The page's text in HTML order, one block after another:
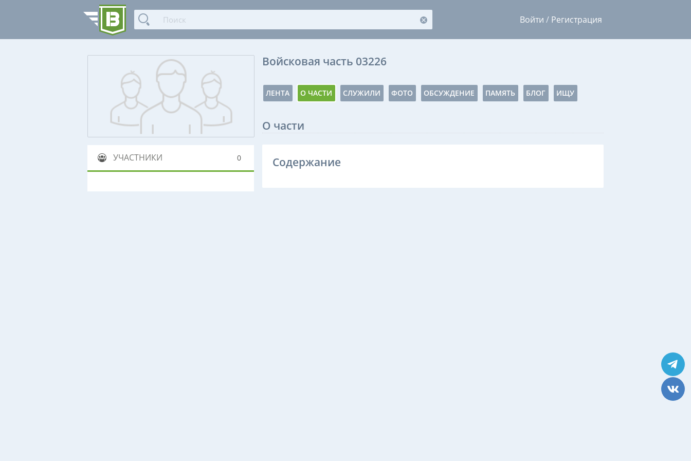
Войти / Регистрация
УЧАСТНИКИ 0
Войсковая часть 03226
ЛЕНТА О ЧАСТИ СЛУЖИЛИ ФОТО ОБСУЖДЕНИЕ ПАМЯТЬ БЛОГ ИЩУ
О части
Содержание